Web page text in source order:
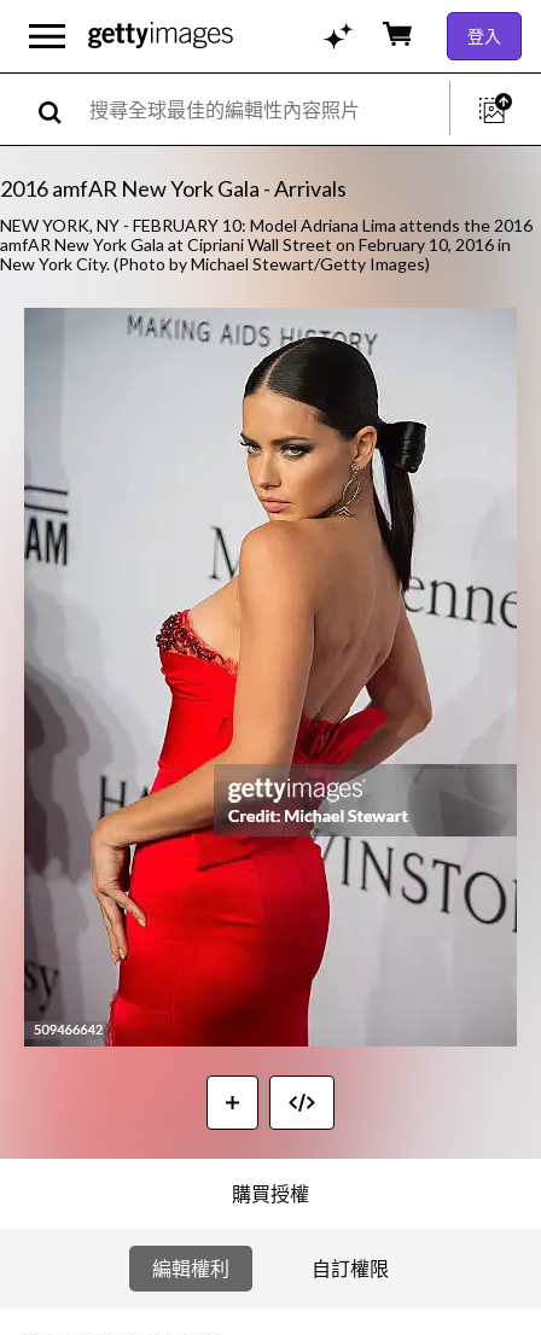
登入
2016 amfAR New York Gala - Arrivals
NEW YORK, NY - FEBRUARY 10: Model Adriana Lima attends the 2016
amfAR New York Gala at Cipriani Wall Street on February 10, 2016 in
New York City. (Photo by Michael Stewart/Getty Images)
購買授權
編輯權利 自訂權限